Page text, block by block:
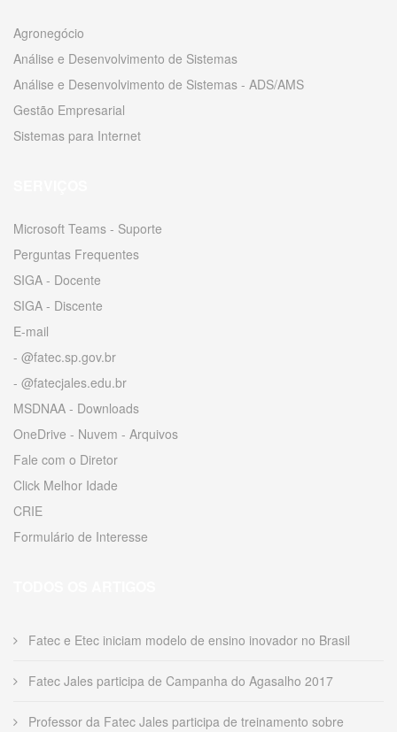
Agronegócio
Análise e Desenvolvimento de Sistemas
Análise e Desenvolvimento de Sistemas - ADS/AMS
Gestão Empresarial
Sistemas para Internet
Microsoft Teams - Suporte
Perguntas Frequentes
SIGA - Docente
SIGA - Discente
E-mail
- @fatec.sp.gov.br
- @fatecjales.edu.br
MSDNAA - Downloads
OneDrive - Nuvem - Arquivos
Fale com o Diretor
Click Melhor Idade
CRIE
Formulário de Interesse
Fatec e Etec iniciam modelo de ensino inovador no Brasil
Fatec Jales participa de Campanha do Agasalho 2017
Professor da Fatec Jales participa de treinamento sobre